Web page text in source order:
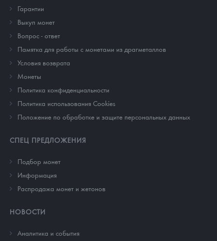
Гарантии
Выкуп монет
Вопрос - ответ
Памятка для работы с монетами из драгметаллов
Условия возврата
Монеты
Политика конфиденциальности
Политика использования Cookies
Положение по обработке и защите персональных данных
СПЕЦ ПРЕДЛОЖЕНИЯ
Подбор монет
Информация
Распродажа монет и жетонов
НОВОСТИ
Аналитика и события